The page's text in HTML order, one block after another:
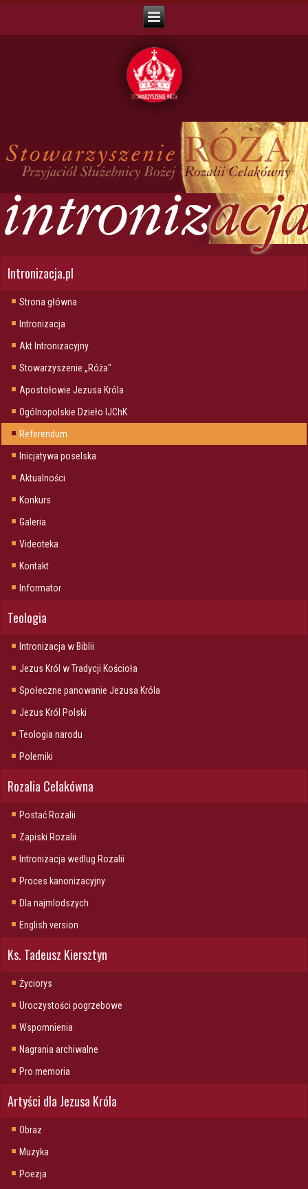
Intronizacja.pl
Strona główna
Intronizacja
Akt Intronizacyjny
Stowarzyszenie „Róża"
Apostołowie Jezusa Króla
Ogólnopolskie Dzieło IJChK
Referendum
Inicjatywa poselska
Aktualności
Konkurs
Galeria
Videoteka
Kontakt
Informator
Teologia
Intronizacja w Biblii
Jezus Król w Tradycji Kościoła
Społeczne panowanie Jezusa Króla
Jezus Król Polski
Teologia narodu
Polemiki
Rozalia Celakówna
Postać Rozalii
Zapiski Rozalii
Intronizacja wedlug Rozalii
Proces kanonizacyjny
Dla najmlodszych
English version
Ks. Tadeusz Kiersztyn
Życiorys
Uroczystości pogrzebowe
Wspomnienia
Nagrania archiwalne
Pro memoria
Artyści dla Jezusa Króla
Obraz
Muzyka
Poezja